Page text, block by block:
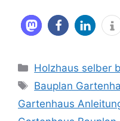
Kategorien
Holzhaus selber
Schlagwörter
Bauplan
Gartenhaus